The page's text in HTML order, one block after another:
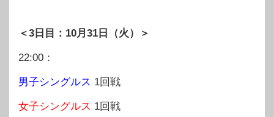
＜3日目：10月31日（火）＞
22:00：
男子シングルス 1回戦
女子シングルス 1回戦